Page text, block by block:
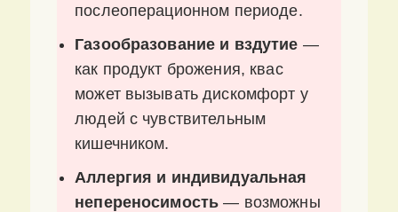
послеоперационном периоде.
Газообразование и вздутие —
как продукт брожения, квас
может вызывать дискомфорт у
людей с чувствительным
кишечником.
Аллергия и индивидуальная
непереносимость — возможны